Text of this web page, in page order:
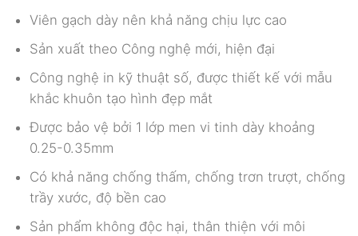
Viên gạch dày nên khả năng chịu lực cao
Sản xuất theo Công nghệ mới, hiện đại
Công nghệ in kỹ thuật số, được thiết kế với mẫu
khắc khuôn tạo hình đẹp mắt
Được bảo vệ bởi 1 lớp men vi tinh dày khoảng
0.25-0.35mm
Có khả năng chống thấm, chống trơn trượt, chống
trầy xước, độ bền cao
Sản phẩm không độc hại, thân thiện với môi